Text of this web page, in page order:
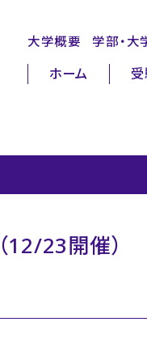
大学概要 学部・大
ホーム
23開催）